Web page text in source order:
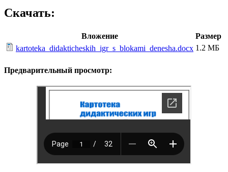
Скачать:
Вложение
Размер
kartoteka_didakticheskih_igr_s_blokami_denesha.docx 1.2 МБ
Предварительный просмотр: